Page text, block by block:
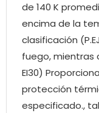
de 140 K
encima de la
clasificación
fuego, mientras
EI30)
protección
especificado., tal